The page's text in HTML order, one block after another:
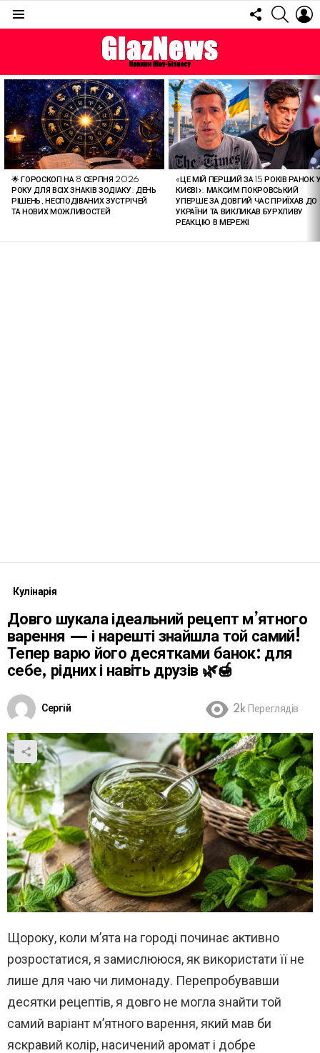
FOLLOW
US
ОСТАННІ
СТАТТІ
🌟 ГОРОСКОП НА 8 СЕРПНЯ 2026
РОКУ ДЛЯ ВСІХ ЗНАКІВ ЗОДІАКУ: ДЕНЬ
РІШЕНЬ, НЕСПОДІВАНИХ ЗУСТРІЧЕЙ
ТА НОВИХ МОЖЛИВОСТЕЙ
«ЦЕ МІЙ ПЕРШИЙ ЗА 15 РОКІВ РАНОК
КИЄВІ»: МАКСИМ ПОКРОВСЬКИЙ
УПЕРШЕ ЗА ДОВГИЙ ЧАС ПРИЇХАВ ДО
УКРАЇНИ ТА ВИКЛИКАВ БУРХЛИВУ
РЕАКЦІЮ В МЕРЕЖІ
Кулінарія
Довго шукала ідеальний рецепт м’ятного
варення — і нарешті знайшла той самий!
Тепер варю його десятками банок: для
себе, рідних і навіть друзів 🌿🍯
Сергій 2k Переглядів
Щороку, коли м’ята на городі починає активно
розростатися, я замислююся, як використати її не
лише для чаю чи лимонаду. Перепробувавши
десятки рецептів, я довго не могла знайти той
самий варіант м’ятного варення, який мав би
яскравий колір, насичений аромат і добре